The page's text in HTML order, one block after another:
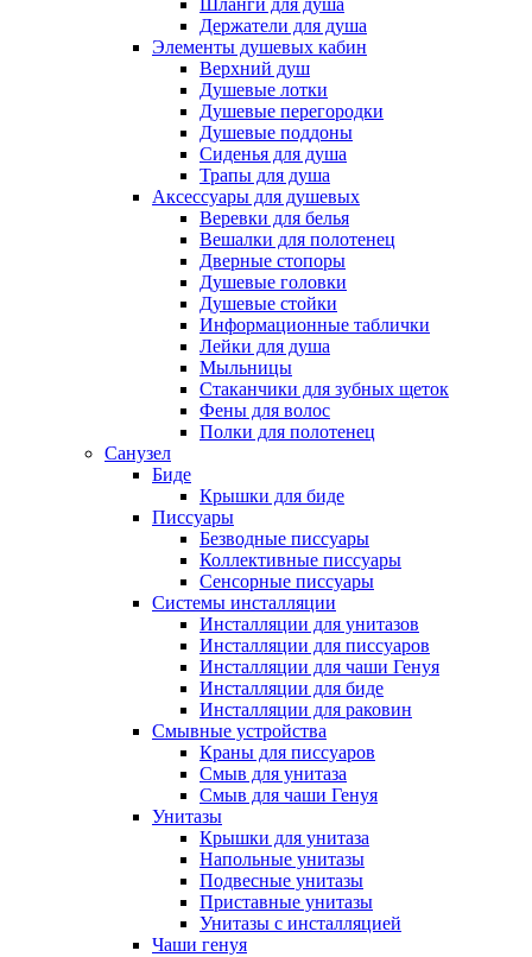
Шланги для душа
Держатели для душа
Элементы душевых кабин
Верхний душ
Душевые лотки
Душевые перегородки
Душевые поддоны
Сиденья для душа
Трапы для душа
Аксессуары для душевых
Веревки для белья
Вешалки для полотенец
Дверные стопоры
Душевые головки
Душевые стойки
Информационные таблички
Лейки для душа
Мыльницы
Стаканчики для зубных щеток
Фены для волос
Полки для полотенец
Санузел
Биде
Крышки для биде
Писсуары
Безводные писсуары
Коллективные писсуары
Сенсорные писсуары
Системы инсталляции
Инсталляции для унитазов
Инсталляции для писсуаров
Инсталляции для чаши Генуя
Инсталляции для биде
Инсталляции для раковин
Смывные устройства
Краны для писсуаров
Смыв для унитаза
Смыв для чаши Генуя
Унитазы
Крышки для унитаза
Напольные унитазы
Подвесные унитазы
Приставные унитазы
Унитазы с инсталляцией
Чаши генуя